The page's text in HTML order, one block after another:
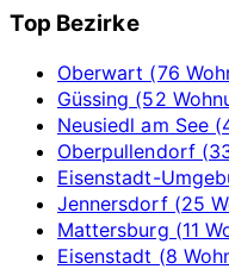
Top Bezirke
Oberwart (76
Güssing (52
Neusiedl am See
Oberpullendorf
Eisenstadt-
Jennersdorf (25
Mattersburg (11
Eisenstadt (8